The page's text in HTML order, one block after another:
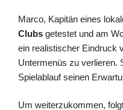
Marco, Kapitän eines
Clubs getestet und am
ein realistischer Eindruck
Untermenüs zu verlieren.
Spielablauf seinen
Um weiterzukommen,